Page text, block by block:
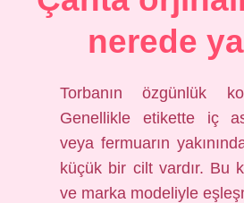
nerede
Torbanın özgünlük
Genellikle etikette iç
veya fermuarın
küçük bir cilt vardır. Bu
ve marka modeliyle